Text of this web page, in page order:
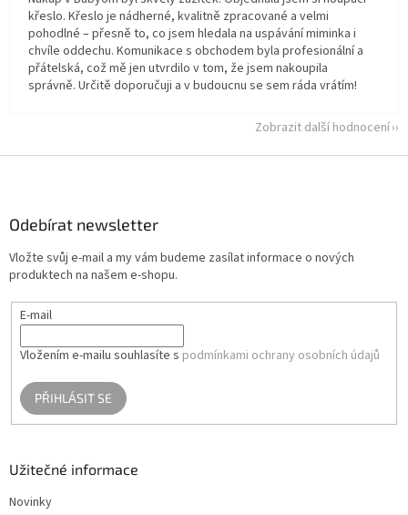
křeslo. Křeslo je nádherné, kvalitně zpracované a velmi
pohodlné – přesně to, co jsem hledala na uspávání miminka i
chvíle oddechu. Komunikace s obchodem byla profesionální a
přátelská, což mě jen utvrdilo v tom, že jsem nakoupila
správně. Určitě doporučuji a v budoucnu se sem ráda vrátím!
Zobrazit další hodnocení
Odebírat newsletter
Vložte svůj e-mail a my vám budeme zasílat informace o nových
produktech na našem e-shopu.
E-mail
Vložením e-mailu souhlasíte s podmínkami ochrany osobních údajů
PŘIHLÁSIT SE
Užitečné informace
Novinky